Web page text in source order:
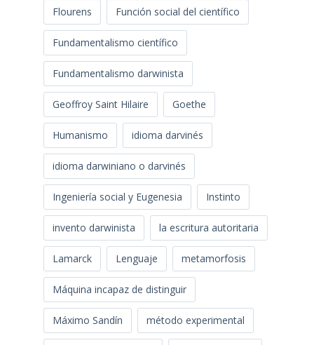
Flourens Función social del científico
Fundamentalismo científico
Fundamentalismo darwinista
Geoffroy Saint Hilaire Goethe
Humanismo idioma darvinés
idioma darwiniano o darvinés
Ingeniería social y Eugenesia Instinto
invento darwinista la escritura autoritaria
Lamarck Lenguaje metamorfosis
Máquina incapaz de distinguir
Máximo Sandín método experimental